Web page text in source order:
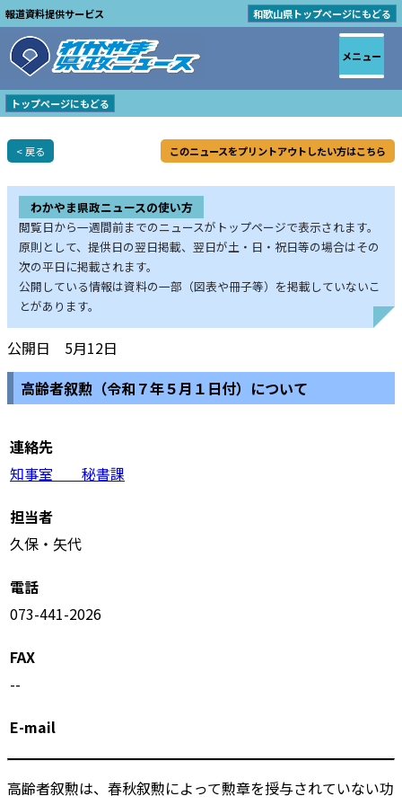
報道資料提供サービス 和歌山県トップページにもどる
トップページにもどる
< 戻る このニュースをプリントアウトしたい方はこちら
わかやま県政ニュースの使い方
閲覧日から一週間前までのニュースがトップページで表示されます。
原則として、提供日の翌日掲載、翌日が土・日・祝日等の場合はその
次の平日に掲載されます。
公開している情報は資料の一部（図表や冊子等）を掲載していないこ
とがあります。
公開日 5月12日
高齢者叙勲（令和７年５月１日付）について
連絡先
知事室 秘書課
担当者
久保・矢代
電話
073-441-2026
FAX
--
E-mail
高齢者叙勲は、春秋叙勲によって勲章を授与されていない功
メニュー